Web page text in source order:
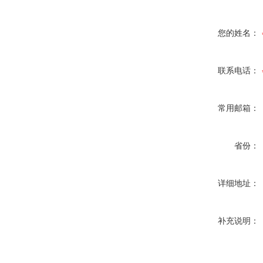
您的姓名：
联系电话：
常用邮箱：
省份：
详细地址：
补充说明：